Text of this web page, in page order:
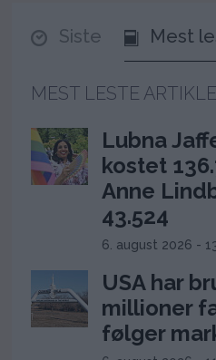
Siste Mest
MEST LESTE
Lubna
kostet
Anne
43.524
6. august 2026 -
USA har
millioner
følger